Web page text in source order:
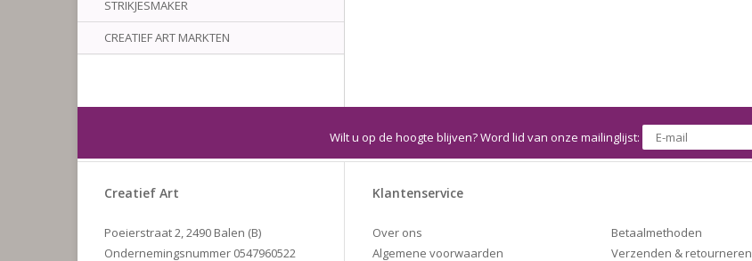
STRIKJESMAKER
CREATIEF ART MARKTEN
Wilt u op de hoogte blijven? Word lid van onze mailinglijst:
Creatief Art
Poeierstraat 2, 2490 Balen (B)
Ondernemingsnummer 0547960522
Klantenservice
Over ons
Algemene voorwaarden
Betaalmethoden
Verzenden & retourneren